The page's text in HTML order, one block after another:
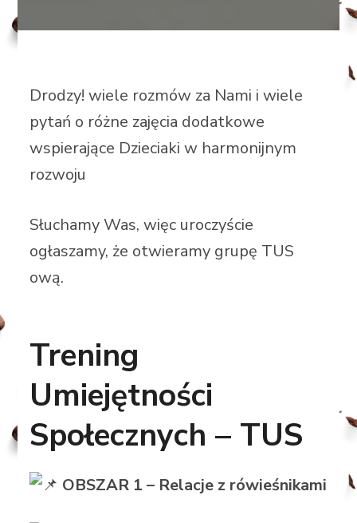
Drodzy! wiele rozmów za Nami i wiele
pytań o różne zajęcia dodatkowe
wspierające Dzieciaki w harmonijnym
rozwoju
Słuchamy Was, więc uroczyście
ogłaszamy, że otwieramy grupę TUS
ową.
Trening
Umiejętności
Społecznych – TUS
OBSZAR 1 – Relacje z rówieśnikami